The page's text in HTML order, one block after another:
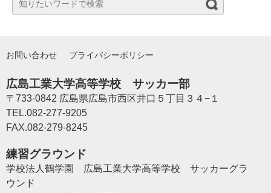
お問い合わせ プライバシーポリシー
広島工業大学高等学校 サッカー部
〒733-0842 広島県広島市西区井口５丁目３４−１
TEL.082-277-9205
FAX.082-279-8245
練習グラウンド
学校法人鶴学園 広島工業大学高等学校 サッカーグラ
ウンド